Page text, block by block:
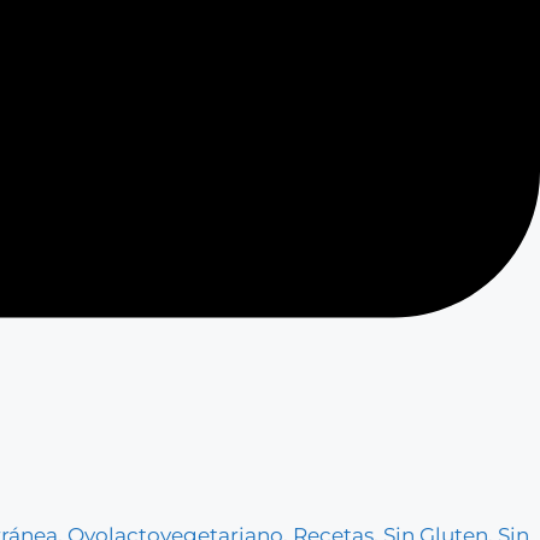
, Ovolactovegetariano, Recetas, Sin Gluten, Sin